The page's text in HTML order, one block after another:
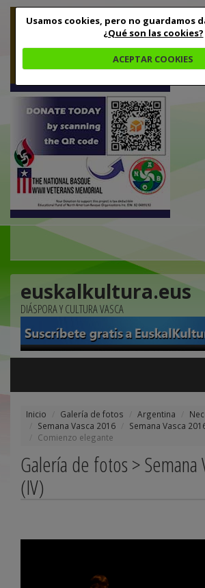
Usamos cookies, pero no guardamos
¿Qué son las cookies?
ACEPTAR COOKIES
euskalkultura.eus
DIÁSPORA Y CULTURA VASCA
Inicio Galería de fotos Argentina
Semana Vasca 2016
Semana Vasca
Comienzo elegante
Galería de fotos > Semana
(IV)